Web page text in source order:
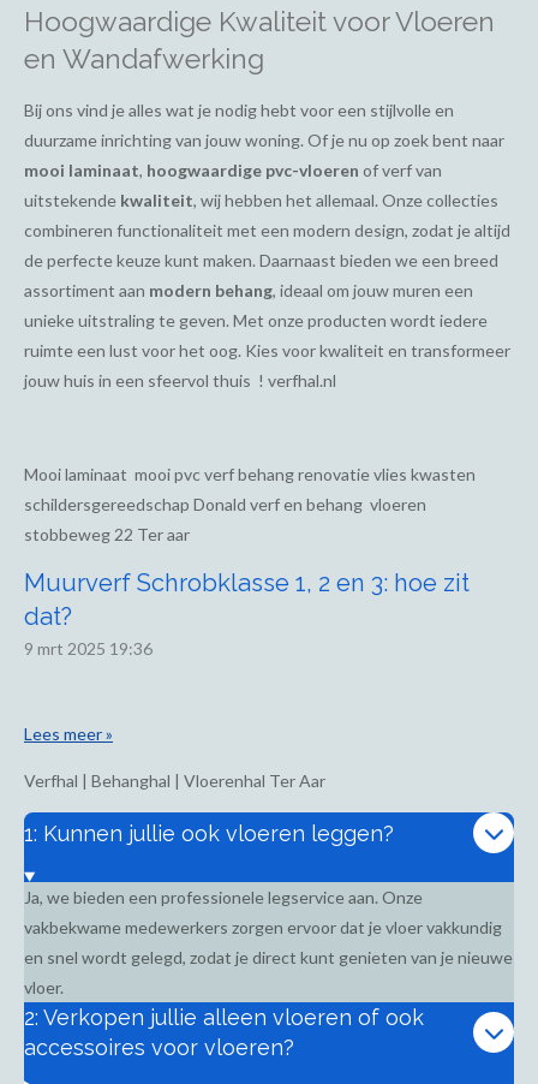
Hoogwaardige Kwaliteit voor Vloeren
en Wandafwerking
Bij ons vind je alles wat je nodig hebt voor een stijlvolle en
duurzame inrichting van jouw woning. Of je nu op zoek bent naar
mooi laminaat, hoogwaardige pvc-vloeren of verf van
uitstekende kwaliteit, wij hebben het allemaal. Onze collecties
combineren functionaliteit met een modern design, zodat je altijd
de perfecte keuze kunt maken. Daarnaast bieden we een breed
assortiment aan modern behang, ideaal om jouw muren een
unieke uitstraling te geven. Met onze producten wordt iedere
ruimte een lust voor het oog. Kies voor kwaliteit en transformeer
jouw huis in een sfeervol thuis ! verfhal.nl
Mooi laminaat mooi pvc verf behang renovatie vlies kwasten
schildersgereedschap Donald verf en behang vloeren
stobbeweg 22 Ter aar
Muurverf Schrobklasse 1, 2 en 3: hoe zit
dat?
9 mrt 2025 19:36
Lees meer »
Verfhal | Behanghal | Vloerenhal Ter Aar
1: Kunnen jullie ook vloeren leggen?
Ja, we bieden een professionele legservice aan. Onze
vakbekwame medewerkers zorgen ervoor dat je vloer vakkundig
en snel wordt gelegd, zodat je direct kunt genieten van je nieuwe
vloer.
2: Verkopen jullie alleen vloeren of ook
accessoires voor vloeren?